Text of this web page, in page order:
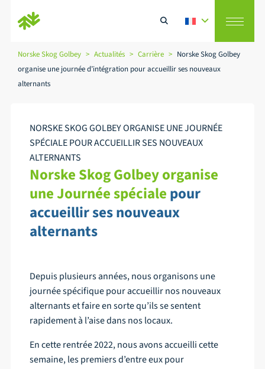
Vision
RSE
Recycleur de papiers
Actualités
Contact
Emplois
Norske Skog Golbey > Actualités > Carrière > Norske Skog Golbey
organise une journée d’intégration pour accueillir ses nouveaux
alternants
NORSKE SKOG GOLBEY ORGANISE UNE JOURNÉE
SPÉCIALE POUR ACCUEILLIR SES NOUVEAUX
ALTERNANTS
Norske Skog Golbeyorganise
une Journée spécialepour
accueillir ses nouveaux
alternants
Depuis plusieurs années, nous organisons une
journée spécifique pour accueillir nos nouveaux
alternants et faire en sorte qu’ils se sentent
rapidement à l’aise dans nos locaux.
En cette rentrée 2022, nous avons accueilli cette
semaine, les premiers d’entre eux pour